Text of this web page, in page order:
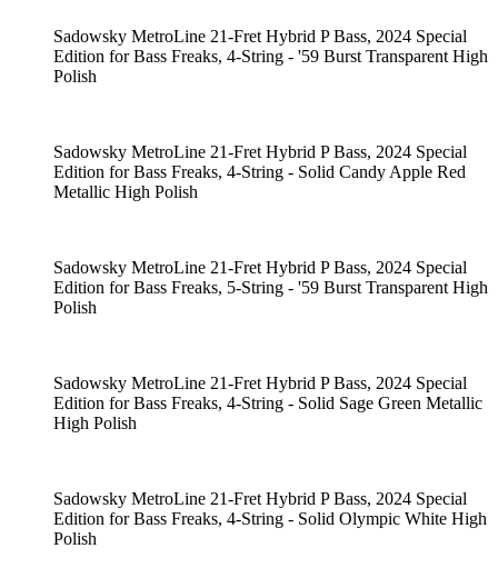
Sadowsky MetroLine 21-Fret Hybrid P Bass, 2024 Special
Edition for Bass Freaks, 4-String - '59 Burst Transparent High
Polish
Sadowsky MetroLine 21-Fret Hybrid P Bass, 2024 Special
Edition for Bass Freaks, 4-String - Solid Candy Apple Red
Metallic High Polish
Sadowsky MetroLine 21-Fret Hybrid P Bass, 2024 Special
Edition for Bass Freaks, 5-String - '59 Burst Transparent High
Polish
Sadowsky MetroLine 21-Fret Hybrid P Bass, 2024 Special
Edition for Bass Freaks, 4-String - Solid Sage Green Metallic
High Polish
Sadowsky MetroLine 21-Fret Hybrid P Bass, 2024 Special
Edition for Bass Freaks, 4-String - Solid Olympic White High
Polish